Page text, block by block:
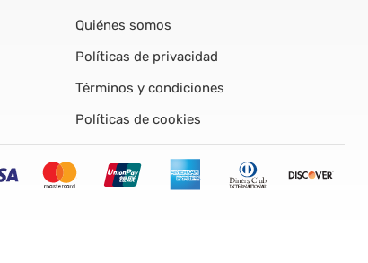
Quiénes somos
Políticas de privacidad
Términos y condiciones
Políticas de cookies